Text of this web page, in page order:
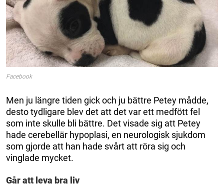
Facebook
Men ju längre tiden gick och ju bättre Petey mådde,
desto tydligare blev det att det var ett medfött fel
som inte skulle bli bättre. Det visade sig att Petey
hade cerebellär hypoplasi, en neurologisk sjukdom
som gjorde att han hade svårt att röra sig och
vinglade mycket.
Går att leva bra liv